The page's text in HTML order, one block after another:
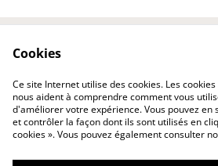
Politique de
confidentialité
Cookies
Ce site Internet utilise des cookies. Les
nous aident à comprendre comment vous
d'améliorer votre expérience. Vous pouvez en
et contrôler la façon dont ils sont utilisés en
cookies ». Vous pouvez également consulter